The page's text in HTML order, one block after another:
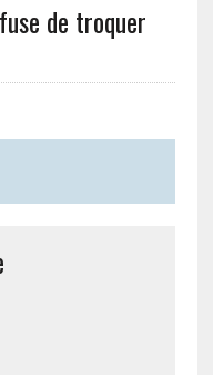
de troquer